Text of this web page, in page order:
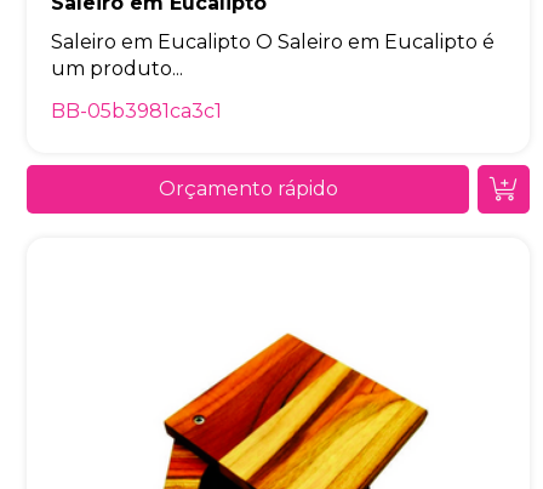
Saleiro em Eucalipto O Saleiro em Eucalipto é
um produto...
BB-05b3981ca3c1
Orçamento rápido